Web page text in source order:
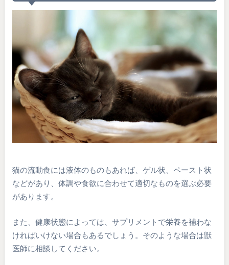
猫の流動食には液体のものもあれば、ゲル状、ペースト状
などがあり、体調や食欲に合わせて適切なものを選ぶ必要
があります。
また、健康状態によっては、サプリメントで栄養を補わな
ければいけない場合もあるでしょう。そのような場合は獣
医師に相談してください。